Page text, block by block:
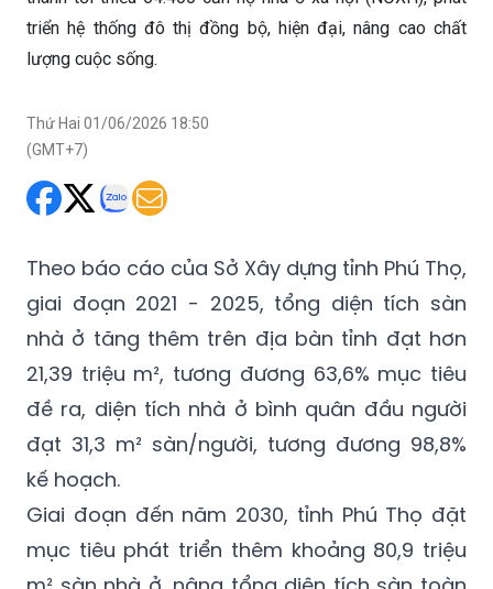
Thứ Hai 01/06/2026 18:50
Theo báo cáo của Sở Xây dựng tỉnh Phú Thọ,
nhà ở tăng thêm trên địa bàn tỉnh đạt hơn
21,39 triệu m², tương đương 63,6% mục tiêu
đề ra, diện tích nhà ở bình quân đầu người
đạt 31,3 m² sàn/người, tương đương 98,8%
kế hoạch.
Giai đoạn đến năm 2030, tỉnh Phú Thọ đặt
mục tiêu phát triển thêm khoảng 80,9 triệu
m² sàn nhà ở, nâng tổng diện tích sàn toàn
tỉnh lên khoảng 175,1 triệu m²; diện tích nhà ở